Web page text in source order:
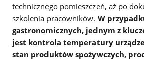
technicznego pomieszczeń, aż po
szkolenia pracowników. W
gastronomicznych, jednym z
jest kontrola temperatury
stan produktów spożywczych,